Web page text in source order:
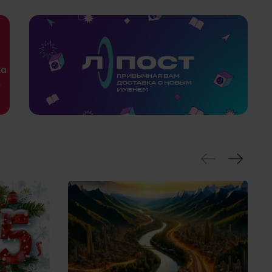
заказ.
компании, которой осуществляется доставка.
и компрометирующих надписей.
документах. А значит сотрудники на